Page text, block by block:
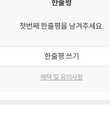
한줄평
첫번째 한줄평을 남겨주세요.
한줄평 쓰기
혜택 및 유의사항